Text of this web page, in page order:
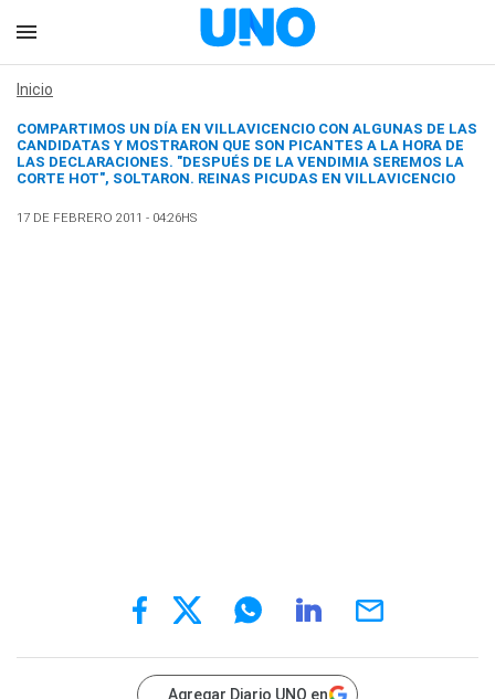
Inicio
COMPARTIMOS UN DÍA EN VILLAVICENCIO CON ALGUNAS DE LAS
CANDIDATAS Y MOSTRARON QUE SON PICANTES A LA HORA DE
LAS DECLARACIONES. "DESPUÉS DE LA VENDIMIA SEREMOS LA
CORTE HOT", SOLTARON. REINAS PICUDAS EN VILLAVICENCIO
17 DE FEBRERO 2011 - 04:26HS
Agregar Diario UNO en